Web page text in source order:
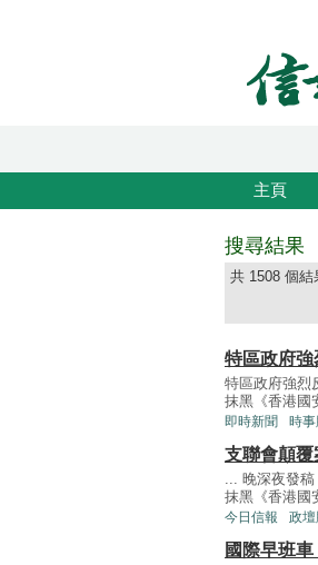
主頁
搜尋結果
共 1508 個結
特區政府強
特區政府強烈
抹黑《香港國
即時新聞 時
支聯會顛
... 晚深夜發
抹黑《香港國
今日信報 政
國際早班